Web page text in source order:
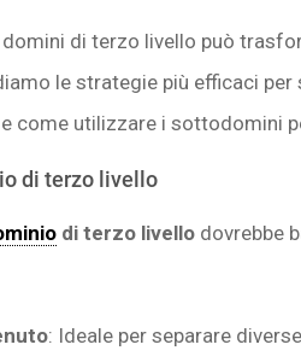
di terzo livello può
le strategie più efficaci
come utilizzare i sottodomini
di terzo livello
di terzo livello dovrebbe
: Ideale per separare